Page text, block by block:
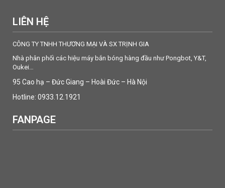
LIÊN HỆ
CÔNG TY TNHH THƯƠNG MẠI VÀ SX TRỊNH GIA
Nhà phân phối các hiệu máy bắn bóng hàng đầu như Pongbot, Y&T,
Oukei…
95 Cao hạ – Đức Giang – Hoài Đức – Hà Nội
Hotline: 0933.12.1921
FANPAGE